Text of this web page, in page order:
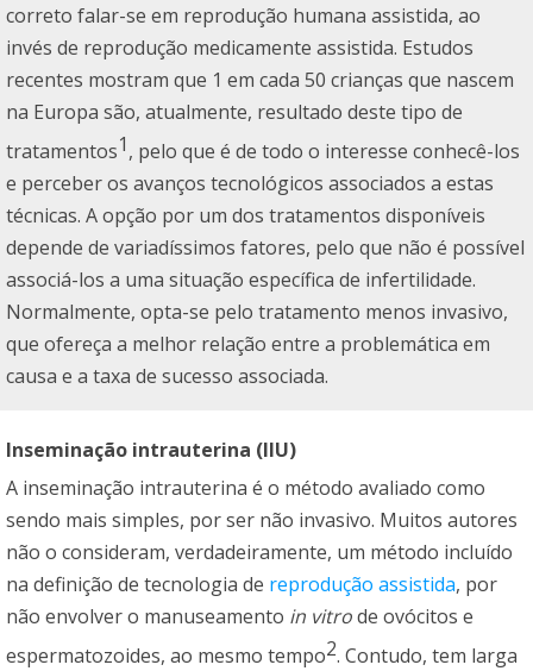
correto falar-se em reprodução humana assistida, ao
invés de reprodução medicamente assistida. Estudos
recentes mostram que 1 em cada 50 crianças que nascem
na Europa são, atualmente, resultado deste tipo de
tratamentos1, pelo que é de todo o interesse conhecê-los
e perceber os avanços tecnológicos associados a estas
técnicas. A opção por um dos tratamentos disponíveis
depende de variadíssimos fatores, pelo que não é possível
associá-los a uma situação específica de infertilidade.
Normalmente, opta-se pelo tratamento menos invasivo,
que ofereça a melhor relação entre a problemática em
causa e a taxa de sucesso associada.
Inseminação intrauterina (IIU)
A inseminação intrauterina é o método avaliado como
sendo mais simples, por ser não invasivo. Muitos autores
não o consideram, verdadeiramente, um método incluído
na definição de tecnologia de reprodução assistida, por
não envolver o manuseamento in vitrode ovócitos e
espermatozoides, ao mesmo tempo2. Contudo, tem larga